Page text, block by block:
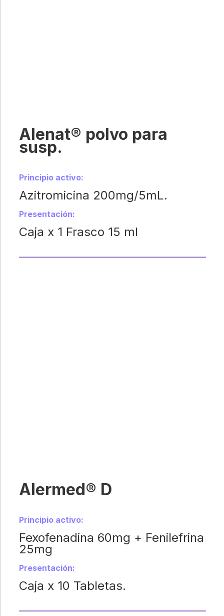
Alenat® polvo para
susp.
Principio activo:
Azitromicina 200mg/5mL.
Presentación:
Caja x 1 Frasco 15 ml
Alermed® D
Principio activo:
Fexofenadina 60mg + Fenilefrina
25mg
Presentación:
Caja x 10 Tabletas.